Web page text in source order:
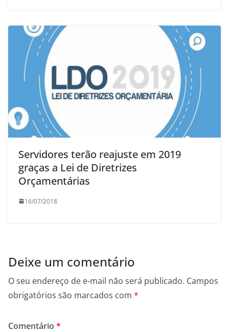
Servidores terão reajuste em 2019
graças a Lei de Diretrizes
Orçamentárias
16/07/2018
Deixe um comentário
O seu endereço de e-mail não será publicado. Campos
obrigatórios são marcados com *
Comentário *